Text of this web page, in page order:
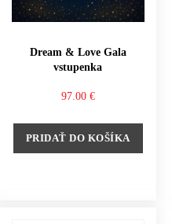
Dream & Love Gala
vstupenka
97.00 €
PRIDAŤ DO KOŠÍKA